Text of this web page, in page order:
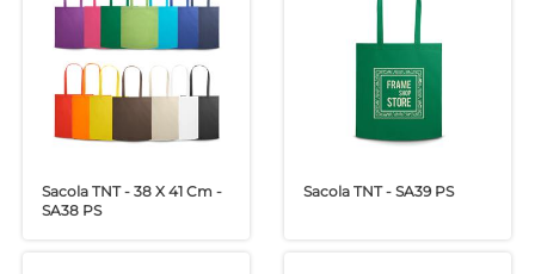
Sacola TNT - 38 X 41 Cm -
SA38 PS
Sacola TNT - SA39 PS